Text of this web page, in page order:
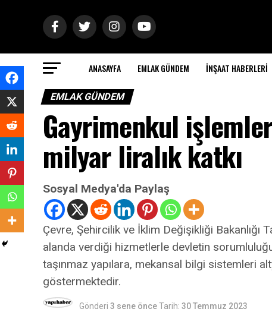
ANASAYFA EMLAK GÜNDEM İNŞAAT HABERLERI
EMLAK GÜNDEM
Gayrimenkul
milyar liralık katkı
Sosyal Medya'da Paylaş
Çevre, Şehircilik ve İklim Değişikliği
alanda verdiği hizmetlerle devletin
taşınmaz yapılara, mekansal bilgi sistemleri
göstermektedir.
Gönderi 3 sene önceTarih: 30 Temmuz 2023